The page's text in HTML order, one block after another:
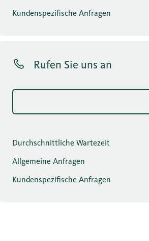
Kundenspezifische Anfragen
Rufen Sie uns an
Durchschnittliche Wartezeit
Allgemeine Anfragen
Kundenspezifische Anfragen